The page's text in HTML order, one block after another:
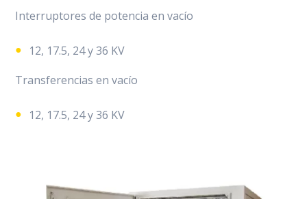
Interruptores de potencia en vacío
12, 17.5, 24 y 36 KV
Transferencias en vacío
12, 17.5, 24 y 36 KV